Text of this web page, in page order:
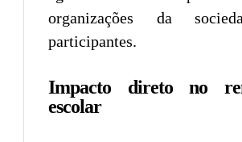
organizações da
participantes.
Impacto direto no
escolar